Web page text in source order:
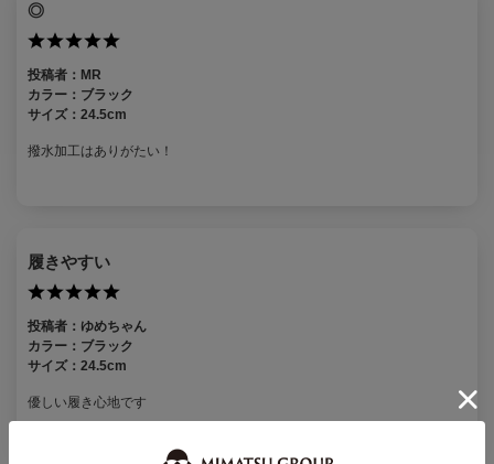
◎
投稿者： MR
カラー： ブラック
サイズ： 24.5cm
撥水加工はありがたい！
履きやすい
投稿者： ゆめちゃん
カラー： ブラック
サイズ： 24.5cm
優しい履き心地です